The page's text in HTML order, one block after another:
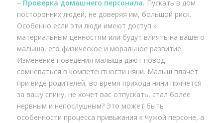
– Проверка домашнего персонала. Пускать в дом
посторонних людей, не доверяя им, большой риск.
Особенно если эти люди имеют доступ к
материальным ценностям или будут влиять на вашего
малыша, его физическое и моральное развитие.
Изменение поведения малыша дают повод
сомневаться в компетентности няни. Малыш плачет
при виде родителей, во время прихода няни прячется
за вашу спину, не хочет вас отпускать, стал более
нервным и непослушным? Это может быть
особенности процесса привыкания к чужой персоне, а